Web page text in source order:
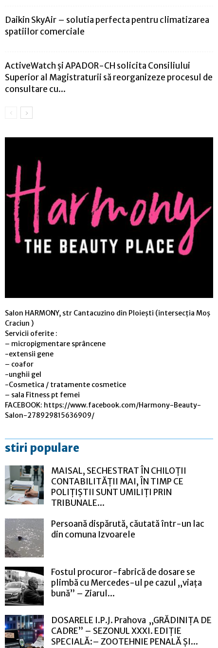
Daikin SkyAir – solutia perfecta pentru climatizarea
spatiilor comerciale
ActiveWatch şi APADOR-CH solicita Consiliului
Superior al Magistraturii să reorganizeze procesul de
consultare cu...
Salon HARMONY, str Cantacuzino din Ploiești (intersecția Moș
Craciun )
Servicii oferite :
– micropigmentare sprâncene
-extensii gene
– coafor
-unghii gel
-Cosmetica / tratamente cosmetice
– sala Fitness pt femei
FACEBOOK: https://www.facebook.com/Harmony-Beauty-
Salon-278929815636909/
stiri populare
MAISAL, SECHESTRAT ÎN CHILOȚII
CONTABILITĂȚII MAI, ÎN TIMP CE
POLIȚIȘTII SUNT UMILIȚI PRIN
TRIBUNALE...
Persoană dispărută, căutată într-un lac
din comuna Izvoarele
Fostul procuror-fabrică de dosare se
plimbă cu Mercedes-ul pe cazul „viața
bună” – Ziarul...
DOSARELE I.P.J. Prahova „GRĂDINIȚA DE
CADRE” – SEZONUL XXXI. EDIȚIE
SPECIALĂ:– ZOOTEHNIE PENALĂ ȘI...